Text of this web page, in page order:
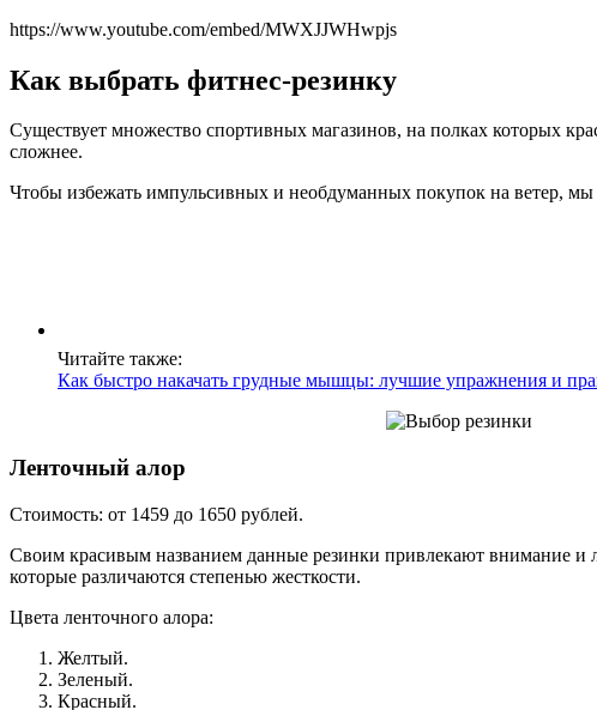
https://www.youtube.com/embed/MWXJJWHwpjs
Как выбрать фитнес-резинку
Существует множество спортивных магазинов, на полках которых
сложнее.
Чтобы избежать импульсивных и необдуманных покупок на ветер,
Читайте также:
Как быстро накачать грудные мышцы: лучшие упражнения и
Ленточный алор
Стоимость: от 1459 до 1650 рублей.
Своим красивым названием данные резинки привлекают внимание и
которые различаются степенью жесткости.
Цвета ленточного алора:
Желтый.
Зеленый.
Красный.